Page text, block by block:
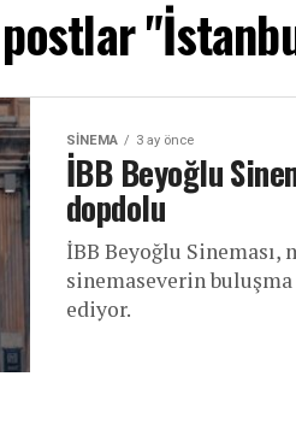
SINEMA 3 ay önce
İBB Beyoğlu
dopdolu
İBB Beyoğlu Sineması,
sinemaseverin
ediyor.